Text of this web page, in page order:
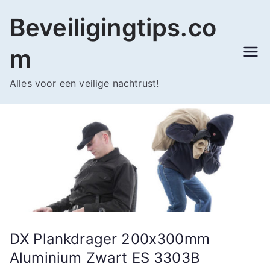
naar
inhoud
Beveiligingtips.co
m
Alles voor een veilige nachtrust!
DX Plankdrager 200x300mm
Aluminium Zwart ES 3303B